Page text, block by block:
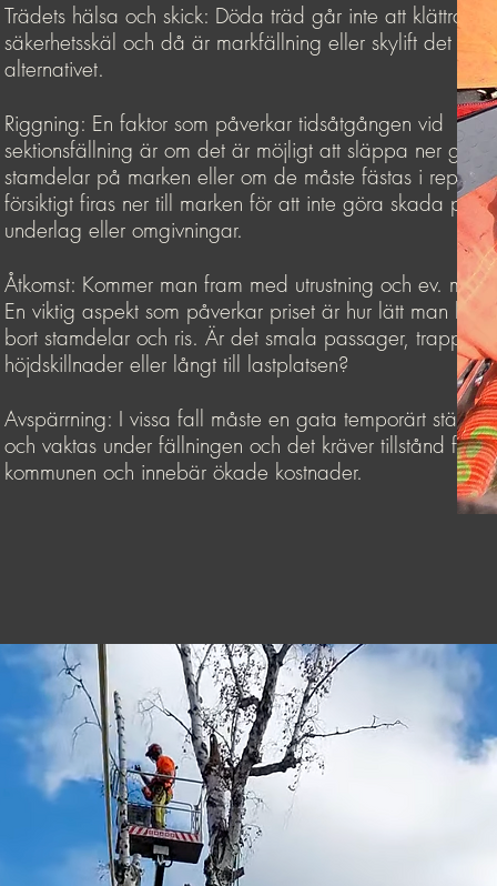
Trädets hälsa och skick: Döda träd går inte att klättra i
säkerhetsskäl och då är markfällning eller skylift det
alternativet.
Riggning: En faktor som påverkar tidsåtgången vid
sektionsfällning är om det är möjligt att släppa ner
stamdelar på marken eller om de måste fästas i rep och
försiktigt firas ner till marken för att inte göra skada på
underlag eller omgivningar.
Åtkomst: Kommer man fram med utrustning och ev.
En viktig aspekt som påverkar priset är hur lätt man kan
bort stamdelar och ris. Är det smala passager, trappor,
höjdskillnader eller långt till lastplatsen?
Avspärrning: I vissa fall måste en gata temporärt
och vaktas under fällningen och det kräver tillstånd från
kommunen och innebär ökade kostnader.